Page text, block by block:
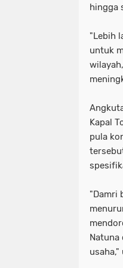
hingga
"Lebih
untuk
Kapal
pula
"Damri
Natuna
usaha,"